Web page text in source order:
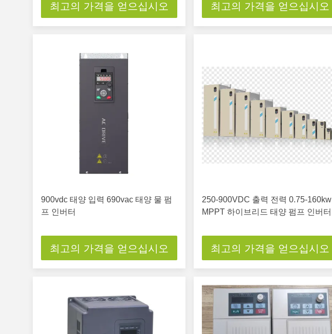
최고의 가격을 얻으십시오 최고의 가격을 얻으십시오
900vdc 태양 입력 690vac 태양 물 펌
프 인버터
최고의 가격을 얻으십시오
250-900VDC 출력 전력 0.75-160kw
MPPT 하이브리드 태양 펌프 인버터
최고의 가격을 얻으십시오